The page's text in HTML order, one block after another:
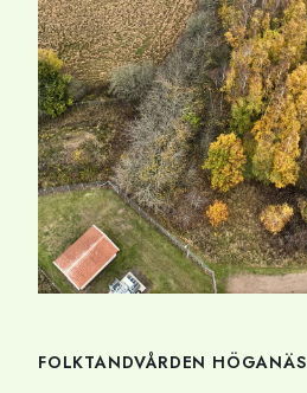
FOLKTANDVÅRDEN HÖGANÄS